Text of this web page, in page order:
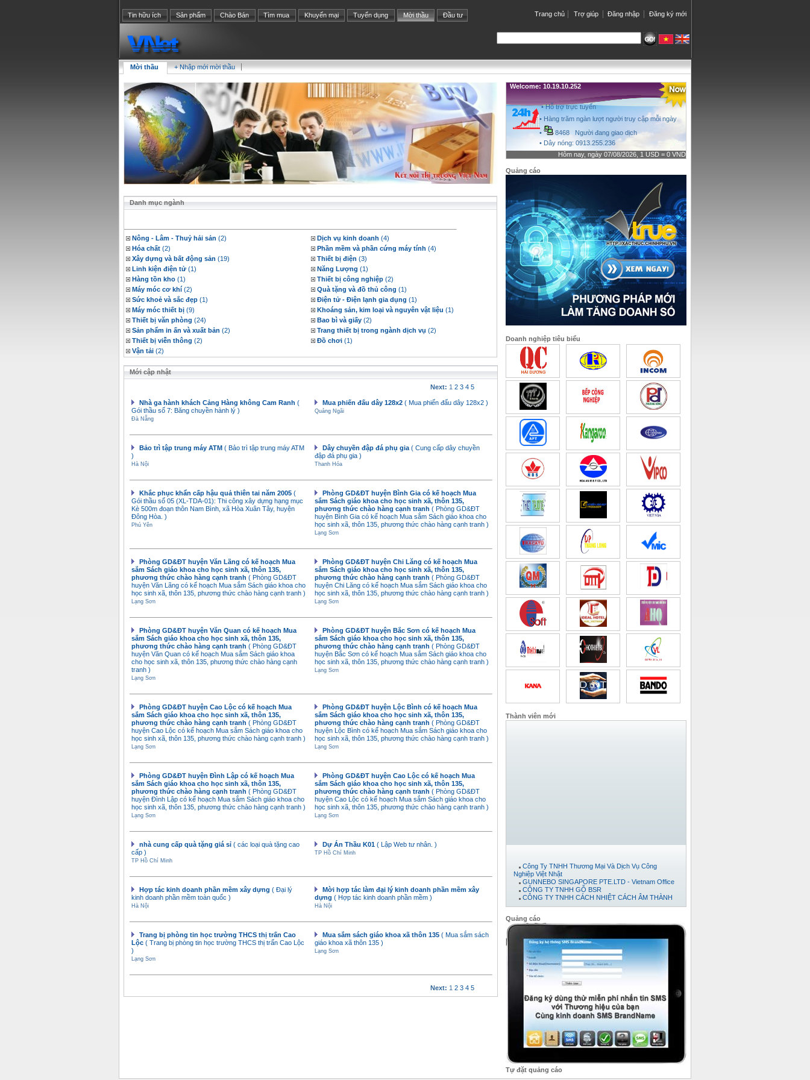
Trang chủ Trợ giúp Đăng nhập Đăng ký mới
Tin hữu ích Sản phẩm Chào Bán Tìm mua Khuyến mại Tuyển dụng Mời thầu Đầu tư
Mời thầu + Nhập mới mời thầu
Danh mục ngành
Nông - Lâm - Thuỷ hải sản (2) Dịch vụ kinh doanh (4)
Hóa chất (2) Phần mềm và phần cứng máy tính (4)
Xây dựng và bất động sản (19) Thiết bị điện (3)
Linh kiện điện tử (1) Năng Lượng (1)
Hàng tồn kho (1) Thiết bị công nghiệp (2)
Máy móc cơ khí (2) Quà tặng và đồ thủ công (1)
Sức khoẻ và sắc đẹp (1) Điện tử - Điện lạnh gia dụng (1)
Máy móc thiết bị (9) Khoáng sản, kim loại và nguyên vật liệu (1)
Thiết bị văn phòng (24) Bao bì và giấy (2)
Sản phẩm in ấn và xuất bản (2) Trang thiết bị trong ngành dịch vụ (2)
Thiết bị viễn thông (2) Đồ chơi (1)
Vận tải (2)
Mới cập nhật
Next: 1 2 3 4 5
Nhà ga hành khách Cảng Hàng không Cam Ranh (
Gói thầu số 7: Băng chuyền hành lý )
Đà Nẵng
Mua phiến đấu dây 128x2 ( Mua phiến đấu dây 128x2 )
Quảng Ngãi
Bảo trì tập trung máy ATM ( Bảo trì tập trung máy ATM
)
Hà Nội
Dây chuyền đập đá phụ gia ( Cung cấp dây chuyền
đập đá phụ gia )
Thanh Hóa
Khắc phục khẩn cấp hậu quả thiên tai năm 2005 (
Gói thầu số 05 (XL-TDA-01): Thi công xây dựng hạng mục
Kè 500m đoạn thôn Nam Bình, xã Hòa Xuân Tây, huyện
Ðông Hòa. )
Phú Yên
Phòng GD&ĐT huyện Bình Gia có kế hoạch Mua
sắm Sách giáo khoa cho học sinh xã, thôn 135,
phương thức chào hàng cạnh tranh ( Phòng GD&ĐT
huyện Bình Gia có kế hoạch Mua sắm Sách giáo khoa cho
học sinh xã, thôn 135, phương thức chào hàng cạnh tranh )
Lạng Sơn
Phòng GD&ĐT huyện Văn Lãng có kế hoạch Mua
sắm Sách giáo khoa cho học sinh xã, thôn 135,
phương thức chào hàng cạnh tranh ( Phòng GD&ĐT
huyện Văn Lãng có kế hoạch Mua sắm Sách giáo khoa cho
học sinh xã, thôn 135, phương thức chào hàng cạnh tranh )
Lạng Sơn
Phòng GD&ĐT huyện Chi Lăng có kế hoạch Mua
sắm Sách giáo khoa cho học sinh xã, thôn 135,
phương thức chào hàng cạnh tranh ( Phòng GD&ĐT
huyện Chi Lăng có kế hoạch Mua sắm Sách giáo khoa cho
học sinh xã, thôn 135, phương thức chào hàng cạnh tranh )
Lạng Sơn
Phòng GD&ĐT huyện Văn Quan có kế hoạch Mua
sắm Sách giáo khoa cho học sinh xã, thôn 135,
phương thức chào hàng cạnh tranh ( Phòng GD&ĐT
huyện Văn Quan có kế hoạch Mua sắm Sách giáo khoa
cho học sinh xã, thôn 135, phương thức chào hàng cạnh
tranh )
Lạng Sơn
Phòng GD&ĐT huyện Bắc Sơn có kế hoạch Mua
sắm Sách giáo khoa cho học sinh xã, thôn 135,
phương thức chào hàng cạnh tranh ( Phòng GD&ĐT
huyện Bắc Sơn có kế hoạch Mua sắm Sách giáo khoa cho
học sinh xã, thôn 135, phương thức chào hàng cạnh tranh )
Lạng Sơn
Phòng GD&ĐT huyện Cao Lộc có kế hoạch Mua
sắm Sách giáo khoa cho học sinh xã, thôn 135,
phương thức chào hàng cạnh tranh ( Phòng GD&ĐT
huyện Cao Lộc có kế hoạch Mua sắm Sách giáo khoa cho
học sinh xã, thôn 135, phương thức chào hàng cạnh tranh )
Lạng Sơn
Phòng GD&ĐT huyện Lộc Bình có kế hoạch Mua
sắm Sách giáo khoa cho học sinh xã, thôn 135,
phương thức chào hàng cạnh tranh ( Phòng GD&ĐT
huyện Lộc Bình có kế hoạch Mua sắm Sách giáo khoa cho
học sinh xã, thôn 135, phương thức chào hàng cạnh tranh )
Lạng Sơn
Phòng GD&ĐT huyện Đình Lập có kế hoạch Mua
sắm Sách giáo khoa cho học sinh xã, thôn 135,
phương thức chào hàng cạnh tranh ( Phòng GD&ĐT
huyện Đình Lập có kế hoạch Mua sắm Sách giáo khoa cho
học sinh xã, thôn 135, phương thức chào hàng cạnh tranh )
Lạng Sơn
Phòng GD&ĐT huyện Cao Lộc có kế hoạch Mua
sắm Sách giáo khoa cho học sinh xã, thôn 135,
phương thức chào hàng cạnh tranh ( Phòng GD&ĐT
huyện Cao Lộc có kế hoạch Mua sắm Sách giáo khoa cho
học sinh xã, thôn 135, phương thức chào hàng cạnh tranh )
Lạng Sơn
nhà cung cấp quà tặng giá sỉ ( các loại quà tặng cao
cấp )
TP Hồ Chí Minh
Dự Án Thầu K01 ( Lập Web tư nhân. )
TP Hồ Chí Minh
Hợp tác kinh doanh phần mềm xây dựng ( Đại lý
kinh doanh phần mềm toàn quốc )
Hà Nội
Mời hợp tác làm đại lý kinh doanh phần mềm xây
dựng ( Hợp tác kinh doanh phần mềm )
Hà Nội
Trang bị phòng tin học trường THCS thị trấn Cao
Lộc ( Trang bị phòng tin học trường THCS thị trấn Cao Lộc
)
Lạng Sơn
Mua sắm sách giáo khoa xã thôn 135 ( Mua sắm sách
giáo khoa xã thôn 135 )
Lạng Sơn
Next: 1 2 3 4 5
Welcome: 10.19.10.252
• Hỗ trợ trực tuyến
• Hàng trăm ngàn lượt người truy cập mỗi ngày
•
8468 Người đang giao dịch
• Dây nóng: 0913.255.236
Hôm nay, ngày 07/08/2026, 1 USD = 0 VND
Quảng cáo
Doanh nghiệp tiêu biểu
Thành viên mới
Công Ty TNHH Thương Mại Và Dịch Vụ Công
Nghiệp Việt Nhật
GUNNEBO SINGAPORE PTE.LTD - Vietnam Office
CÔNG TY TNHH GỖ BSR
CÔNG TY TNHH CÁCH NHIỆT CÁCH ÂM THÀNH
ĐẠT
Máy Đếm Tiền Huy Hoàng
Công ty cổ phần thương mại và phát triển thép Việt
CTY TNHH TM-DV XUẤT NHẬP KHẨU TRÍ VIỆT.
PHÁT
CÔNG TY TNHH NỘI THẤT ĐỒNG GIA PHÁT
Công ty TNHH Xuất Nhập Khẩu TH Tân Viễn Đông
Công Ty TNHH Pusico Việt Nam
Công Ty Cổ Phần Công Nghệ Intersys Toàn Cầu
công ty tnhh thương mai dịch vụ kỷ thuật thái anh tài
CÔNG TY TNHH XNK TMDV NGÔI SAO VIỆT
Công Ty TNHH Khoa Học Xanh
Công ty TNHH XNK Quỳnh Thiên Phát
Công ty Cổ phần Kỹ thuật Ý Tưởng
Công Ty TNHH Phát Triển Dự Án Song Nam
Công ty Cổ Phần Bình Vinh
Quảng cáo
Tự đặt quảng cáo